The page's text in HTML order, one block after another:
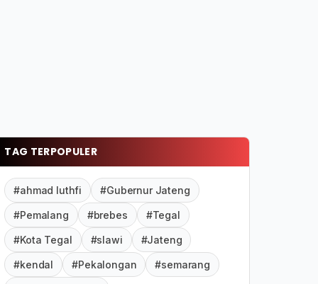
TAG TERPOPULER
#ahmad luthfi #Gubernur Jateng
#Pemalang #brebes #Tegal
#Kota Tegal #slawi #Jateng
#kendal #Pekalongan #semarang